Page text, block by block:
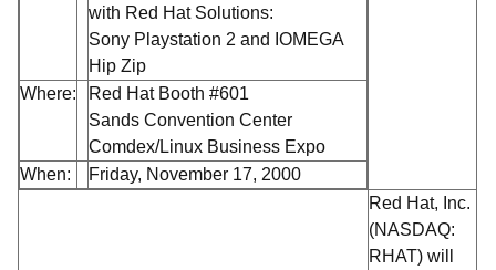
with Red Hat Solutions:
Sony Playstation 2 and IOMEGA
Hip Zip
Where:
Red Hat Booth #601
Sands Convention Center
Comdex/Linux Business Expo
When:
Friday, November 17, 2000
Red Hat, Inc.
(NASDAQ:
RHAT) will